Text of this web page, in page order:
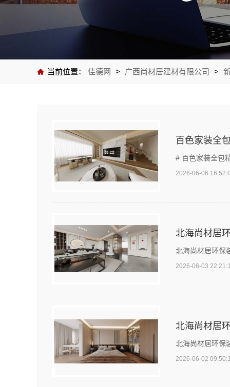
当前位置： 佳德网 > 广西尚材居建材有限公司 >
百色家装全
# 百色家装全包
2026-06-06
北海尚材居
北海尚材居环保
2026-06-03
北海尚材居
北海尚材居环保
2026-06-02